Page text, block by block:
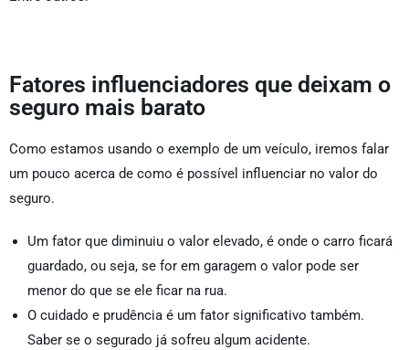
Fatores influenciadores que deixam o
seguro mais barato
Como estamos usando o exemplo de um veículo, iremos falar
um pouco acerca de como é possível influenciar no valor do
seguro.
Um fator que diminuiu o valor elevado, é onde o carro ficará
guardado, ou seja, se for em garagem o valor pode ser
menor do que se ele ficar na rua.
O cuidado e prudência é um fator significativo também.
Saber se o segurado já sofreu algum acidente.